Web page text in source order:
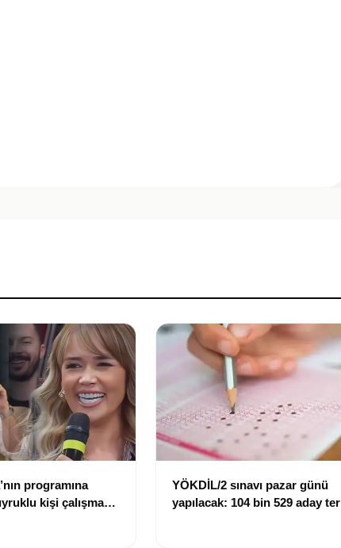
programına
kişi çalışma
YÖKDİL/2 sınavı pazar günü
yapılacak: 104 bin 529 aday ter